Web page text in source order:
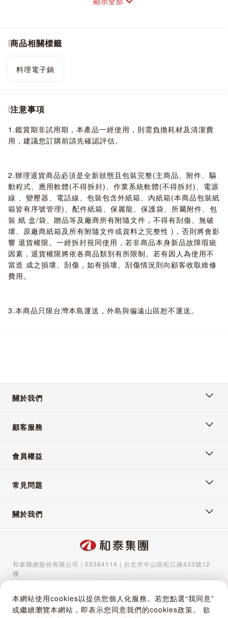
本網站使用cookies以提供您個人化服務。若您點選“我同意”
或繼續瀏覽本網站，即表示您同意我們的cookies政策。 欲
商品相關標籤
料理電子鍋
注意事項
1.鑑賞期非試用期，本產品一經使用，則需負擔耗材及清潔費
用，建議您訂購前請先確認評估。
2.辦理退貨商品必須是全新狀態且包裝完整(主商品、附件、驅
動程式、應用軟體(不得拆封)、作業系統軟體(不得拆封)、電源
線 、變壓器、電話線、包裝包含外紙箱、內紙箱(本商品包裝紙
箱皆有序號管理)、配件紙箱、保麗龍、保護袋、所屬附件、包
裝 紙 盒/袋、贈品等及廠商所有附隨文件，不得有刮傷、無破
壞、原廠商紙箱及所有附隨文件或資料之完整性 )，否則將會影
響 退貨權限。一經拆封視同使用，若非商品本身新品故障瑕疵
因素，退貨權限將依各商品類別有所限制。若有因人為使用不
當造 成之損壞、刮傷，如有損壞、刮傷情況則向顧客收取維修
費用。
3.本商品只限台灣本島運送，外島與偏遠山區恕不運送。
關於我們
顧客服務
會員權益
常見問題
關於我們
和泰聯網股份有限公司 | 55384114 | 台北市中山區松江路433號12
樓
服務專線：02-5570-1788| 聯絡信箱：gocs@hotaigo.com.tw| 服
Copyright © 2024 Hotai Connected Co.,Ltd | Powered by Hotai
Motor Corporation